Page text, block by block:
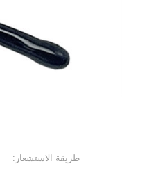
طريقة الاستشعار: